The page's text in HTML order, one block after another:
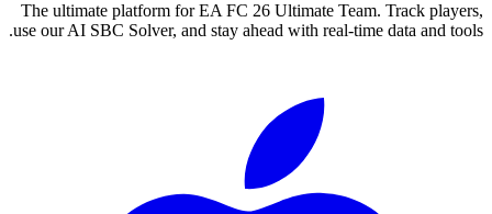
The ultimate platform for EA FC 26 Ultimate Team. Track players,
use our AI SBC Solver, and stay ahead with real-time data and tools.